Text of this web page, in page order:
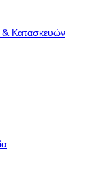
& Κατασκευών